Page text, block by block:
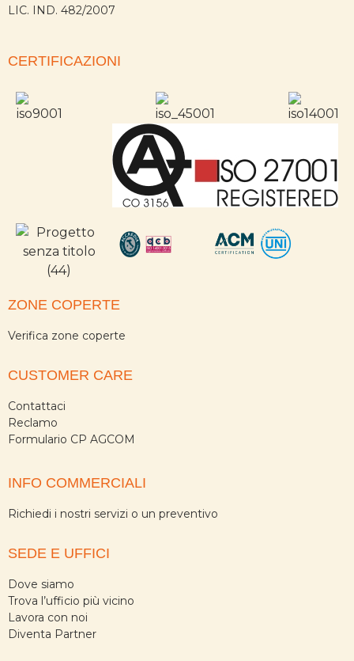
LIC. IND. 482/2007
CERTIFICAZIONI
ZONE COPERTE
Verifica zone coperte
CUSTOMER CARE
Contattaci
Reclamo
Formulario CP AGCOM
INFO COMMERCIALI
Richiedi i nostri servizi o un preventivo
SEDE E UFFICI
Dove siamo
Trova l’ufficio più vicino
Lavora con noi
Diventa Partner